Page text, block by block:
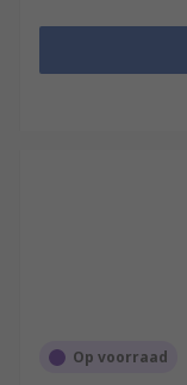
Op voorraad